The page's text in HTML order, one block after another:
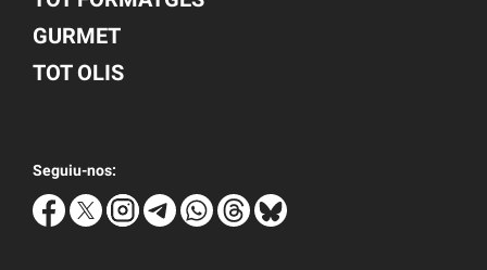
GURMET
TOT OLIS
Seguiu-nos: